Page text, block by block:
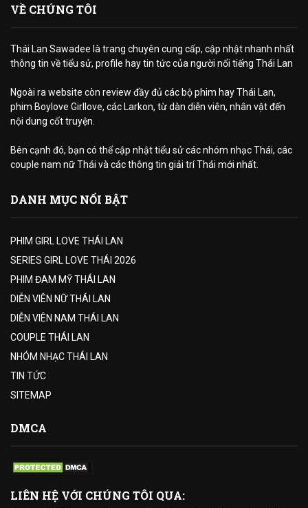
VỀ CHÚNG TÔI
Thái Lan Sawadee là trang chuyên cung cấp, cập nhật nhanh nhất
thông tin về tiểu sử, profile hay tin tức của người nổi tiếng Thái Lan
Ngoài ra website còn review đầy đủ các bộ phim hay Thái Lan,
phim Boylove Girllove, các Larkon, từ dàn diễn viên, nhân vật đến
nội dung cốt truyện.
Bên cạnh đó, bạn có thể cập nhật tiểu sử các nhóm nhạc Thái, các
couple nam nữ Thái và các thông tin giải trí Thái mới nhất.
DANH MỤC NỔI BẬT
PHIM GIRL LOVE THÁI LAN
SERIES GIRL LOVE THÁI 2026
PHIM ĐAM MỸ THÁI LAN
DIỄN VIÊN NỮ THÁI LAN
DIỄN VIÊN NAM THÁI LAN
COUPLE THÁI LAN
NHÓM NHẠC THÁI LAN
TIN TỨC
SITEMAP
DMCA
LIÊN HỆ VỚI CHÚNG TÔI QUA: